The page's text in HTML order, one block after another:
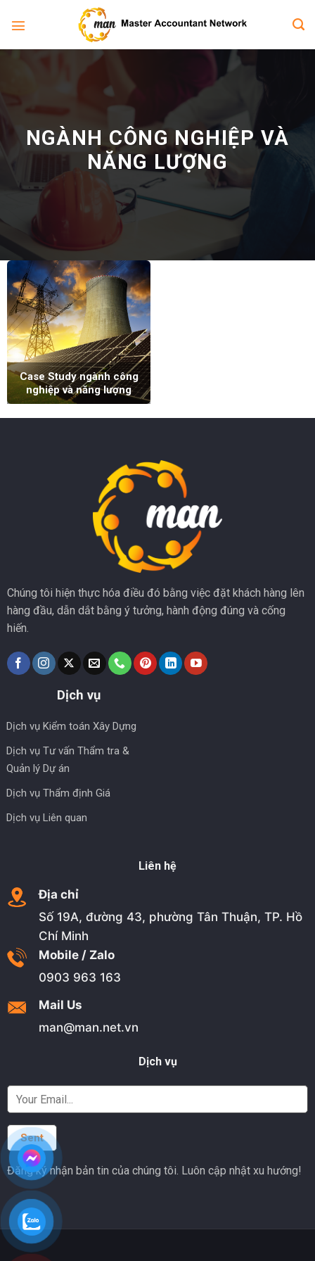
qua
NGÀNH CÔNG NGHIỆP VÀ
NĂNG LƯỢNG
Case Study ngành công
nghiệp và năng lượng
Chúng tôi hiện thực hóa điều đó bằng việc đặt khách hàng lên
hàng đầu, dẫn dắt bằng ý tưởng, hành động đúng và cống
hiến.
Dịch vụ
Dịch vụ Kiểm toán Xây Dựng
Dịch vụ Tư vấn Thẩm tra &
Quản lý Dự án
Dịch vụ Thẩm định Giá
Dịch vụ Liên quan
Liên hệ
Địa chỉ
Số 19A, đường 43, phường Tân Thuận, TP. Hồ
Chí Minh
Mobile / Zalo
0903 963 163
Mail Us
man@man.net.vn
Dịch vụ
Đăng ký nhận bản tin của chúng tôi. Luôn cập nhật xu hướng!
Alternative: